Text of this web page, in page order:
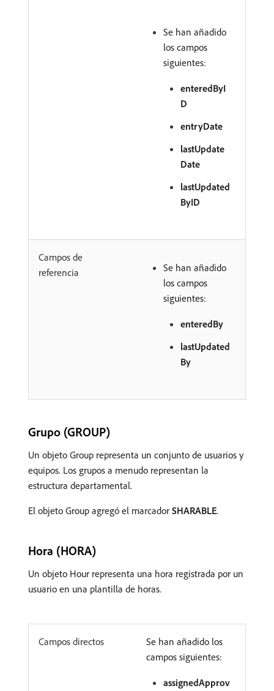
Se han añadido
los campos
siguientes:
enteredByI
D
entryDate
lastUpdate
Date
lastUpdated
ByID
Campos de
referencia
Se han añadido
los campos
siguientes:
enteredBy
lastUpdated
By
Grupo (GROUP)
Un objeto Group representa un conjunto de usuarios y
equipos. Los grupos a menudo representan la
estructura departamental.
El objeto Group agregó el marcador SHARABLE.
Hora (HORA)
Un objeto Hour representa una hora registrada por un
usuario en una plantilla de horas.
Campos directos
Se han añadido los
campos siguientes:
assignedApprov